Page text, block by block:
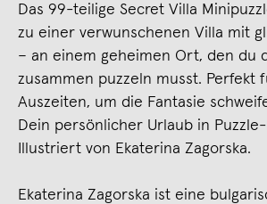
Das 99-teilige Secret Villa
zu einer verwunschenen Villa mit
– an einem geheimen Ort, den du
zusammen puzzeln musst. Perfekt
Auszeiten, um die Fantasie
Dein persönlicher Urlaub in
Illustriert von Ekaterina Zagorska.
Ekaterina Zagorska ist eine